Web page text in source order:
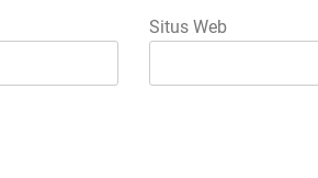
Situs Web